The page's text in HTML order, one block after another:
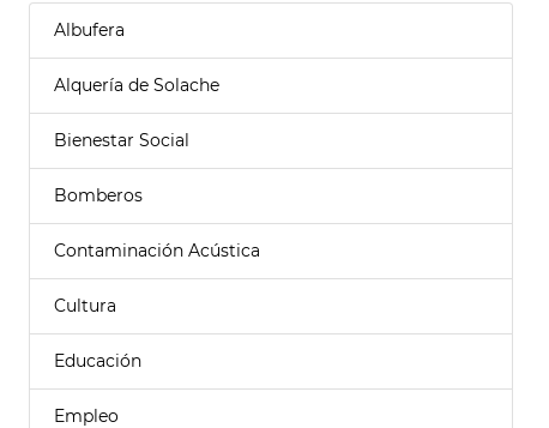
Albufera
Alquería de Solache
Bienestar Social
Bomberos
Contaminación Acústica
Cultura
Educación
Empleo